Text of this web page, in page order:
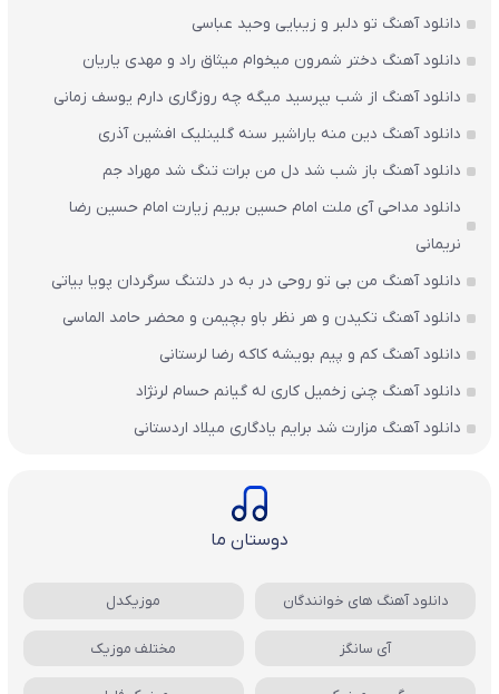
دانلود آهنگ تو دلبر و زیبایی وحید عباسی
دانلود آهنگ دختر شمرون میخوام میثاق راد و مهدی یاریان
دانلود آهنگ از شب بپرسید میگه چه روزگاری دارم یوسف زمانی
دانلود آهنگ دین منه یاراشیر سنه گلینلیک افشین آذری
دانلود آهنگ باز شب شد دل من برات تنگ شد مهراد جم
دانلود مداحی آی ملت امام حسین بریم زیارت امام حسین رضا
نریمانی
دانلود آهنگ من بی تو روحی در به در دلتنگ سرگردان پویا بیاتی
دانلود آهنگ تکیدن و هر نظر باو بچیمن و محضر حامد الماسی
دانلود آهنگ کم و پیم بویشه کاکه رضا لرستانی
دانلود آهنگ چنی زخمیل کاری له گیانم حسام لرنژاد
دانلود آهنگ مزارت شد برایم یادگاری میلاد اردستانی
دوستان ما
دانلود آهنگ های خوانندگان موزیکدل
آی سانگز مختلف موزیک